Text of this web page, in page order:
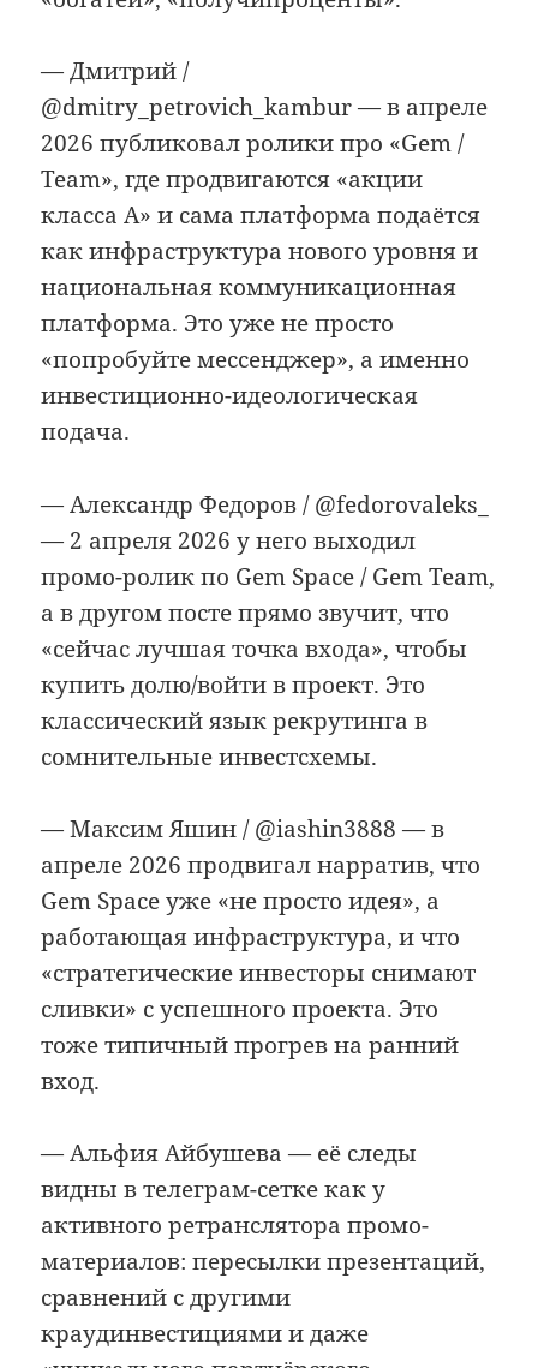
— Дмитрий /
@dmitry_petrovich_kambur — в апреле
2026 публиковал ролики про «Gem /
Team», где продвигаются «акции
класса A» и сама платформа подаётся
как инфраструктура нового уровня и
национальная коммуникационная
платформа. Это уже не просто
«попробуйте мессенджер», а именно
инвестиционно-идеологическая
подача.
— Александр Федоров / @fedorovaleks_
— 2 апреля 2026 у него выходил
промо-ролик по Gem Space / Gem Team,
а в другом посте прямо звучит, что
«сейчас лучшая точка входа», чтобы
купить долю/войти в проект. Это
классический язык рекрутинга в
сомнительные инвестсхемы.
— Максим Яшин / @iashin3888 — в
апреле 2026 продвигал нарратив, что
Gem Space уже «не просто идея», а
работающая инфраструктура, и что
«стратегические инвесторы снимают
сливки» с успешного проекта. Это
тоже типичный прогрев на ранний
вход.
— Альфия Айбушева — её следы
видны в телеграм-сетке как у
активного ретранслятора промо-
материалов: пересылки презентаций,
сравнений с другими
краудинвестициями и даже